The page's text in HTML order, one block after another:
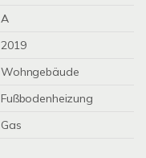
A
2019
Wohngebäude
Fußbodenheizung
Gas